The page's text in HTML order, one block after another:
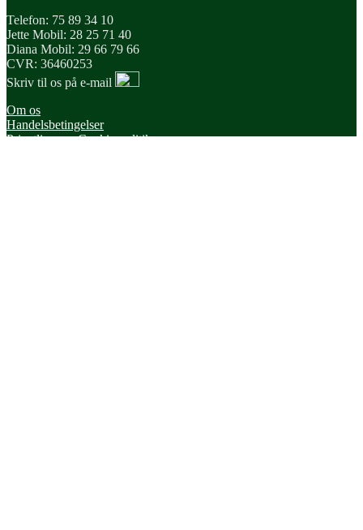
Telefon: 75 89 34 10
Jette Mobil: 28 25 71 40
Diana Mobil: 29 66 79 66
CVR: 36460253
Skriv til os på e-mail
Om os
Handelsbetingelser
Privatlivs- og Cookie-politik